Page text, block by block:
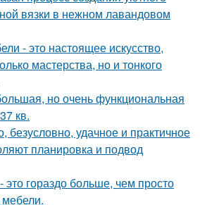
вязки в нежном лавандовом
- это настоящее искусство,
мастерства, но и тонкого
но очень функциональная
кв.
безусловно, удачное и практичное
планировка и подвод
это гораздо больше, чем просто